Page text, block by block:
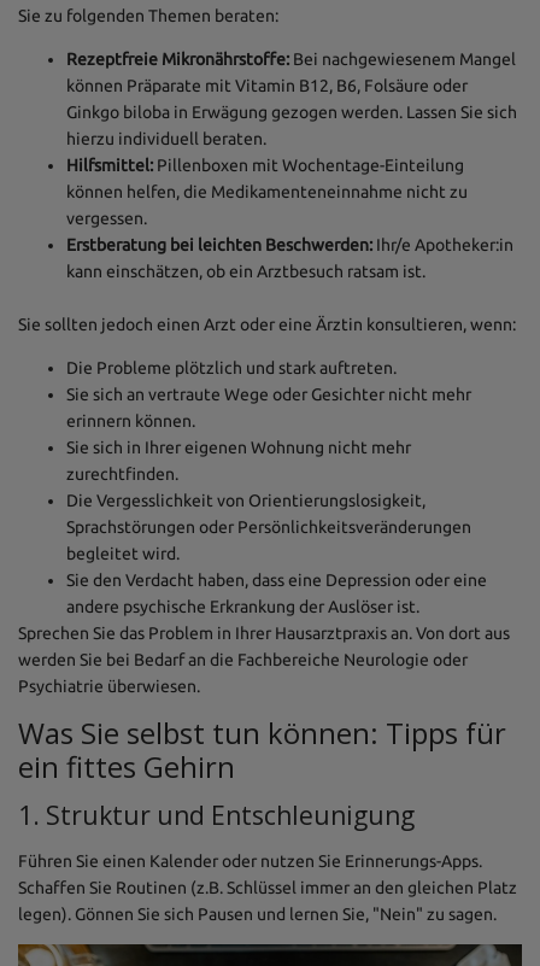
Sie zu folgenden Themen beraten:
Rezeptfreie Mikronährstoffe: Bei nachgewiesenem Mangel
können Präparate mit Vitamin B12, B6, Folsäure oder
Ginkgo biloba in Erwägung gezogen werden. Lassen Sie sich
hierzu individuell beraten.
Hilfsmittel: Pillenboxen mit Wochentage-Einteilung
können helfen, die Medikamenteneinnahme nicht zu
vergessen.
Erstberatung bei leichten Beschwerden: Ihr/e Apotheker:in
kann einschätzen, ob ein Arztbesuch ratsam ist.
Sie sollten jedoch einen Arzt oder eine Ärztin konsultieren, wenn:
Die Probleme plötzlich und stark auftreten.
Sie sich an vertraute Wege oder Gesichter nicht mehr
erinnern können.
Sie sich in Ihrer eigenen Wohnung nicht mehr
zurechtfinden.
Die Vergesslichkeit von Orientierungslosigkeit,
Sprachstörungen oder Persönlichkeitsveränderungen
begleitet wird.
Sie den Verdacht haben, dass eine Depression oder eine
andere psychische Erkrankung der Auslöser ist.
Sprechen Sie das Problem in Ihrer Hausarztpraxis an. Von dort aus
werden Sie bei Bedarf an die Fachbereiche Neurologie oder
Psychiatrie überwiesen.
Was Sie selbst tun können: Tipps für
ein fittes Gehirn
1. Struktur und Entschleunigung
Führen Sie einen Kalender oder nutzen Sie Erinnerungs-Apps.
Schaffen Sie Routinen (z.B. Schlüssel immer an den gleichen Platz
legen). Gönnen Sie sich Pausen und lernen Sie, "Nein" zu sagen.